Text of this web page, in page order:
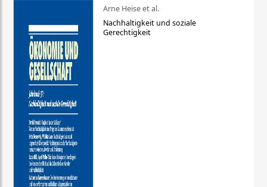
Arne Heise et al.
Nachhaltigkeit und soziale
Gerechtigkeit